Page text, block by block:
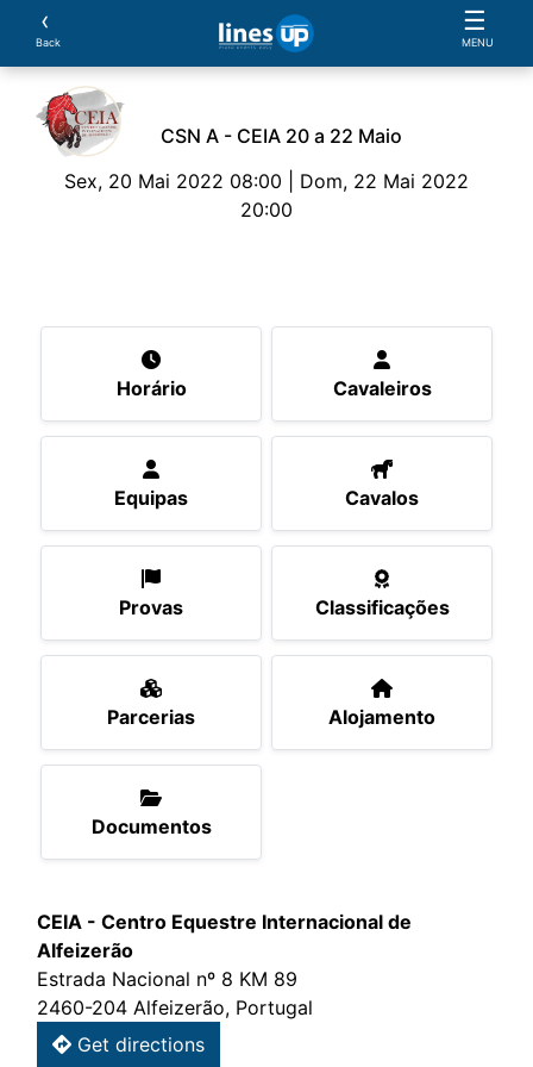
‹
Back
☰
MENU
CSN A - CEIA 20 a 22 Maio
Sex, 20 Mai 2022 08:00 | Dom, 22 Mai 2022
20:00
Horário Cavaleiros
Equipas Cavalos
Provas Classificações
Parcerias Alojamento
Documentos
CEIA - Centro Equestre Internacional de
Alfeizerão
Estrada Nacional nº 8 KM 89
2460-204 Alfeizerão, Portugal
Get directions